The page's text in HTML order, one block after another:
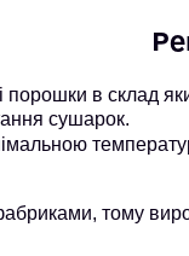
в склад
сушарок.
тому